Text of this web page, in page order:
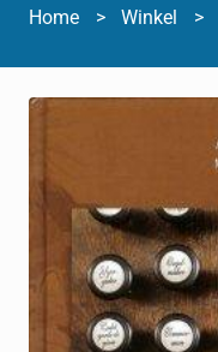
Home Winkel